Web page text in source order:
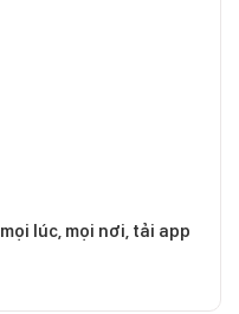
lúc, mọi nơi, tải app